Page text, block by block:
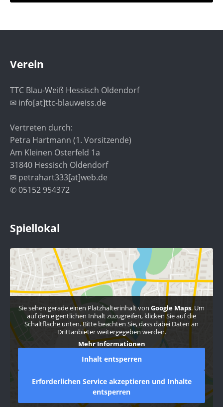
Verein
TTC Blau-Weiß Hessisch Oldendorf
✉ info[at]ttc-blauweiss.de
Vertreten durch:
Petra Hartmann (1. Vorsitzende)
Am Kleinen Osterfeld 1a
31840 Hessisch Oldendorf
✉ petrahart333[at]web.de
✆ 05152 954372
Spiellokal
Sie sehen gerade einen Platzhalterinhalt von Google Maps. Um
auf den eigentlichen Inhalt zuzugreifen, klicken Sie auf die
Schaltfläche unten. Bitte beachten Sie, dass dabei Daten an
Drittanbieter weitergegeben werden.
Mehr Informationen
Inhalt entsperren
Erforderlichen Service akzeptieren und Inhalte
entsperren